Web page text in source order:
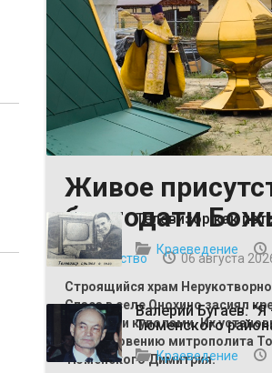
Живое
благодати
Общество
06 августа
Строящийся храм
Спаса в селе Онохино засиял
главными куполами. Их
благословению митрополита
Тюменского Димитрия.
ВЫБОР РЕДАКЦИИ
Телевизор как
Краеведение
Валерий Бугаев: "Я
Тюменского
Краеведение